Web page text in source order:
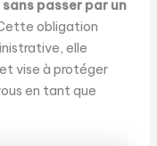
passer par un
obligation
elle
vise à protéger
en tant que